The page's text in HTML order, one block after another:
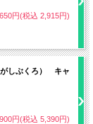
円(税込 2,915円)
がしぶくろ） キャ
円(税込 5,390円)